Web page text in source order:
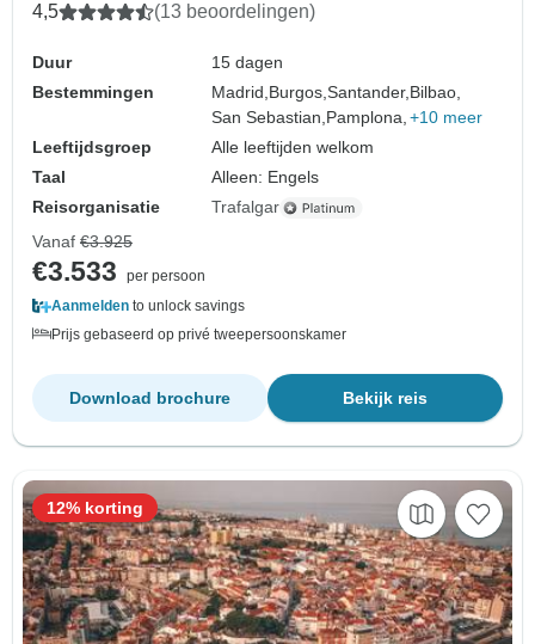
4,5 (13 beoordelingen)
Duur
15 dagen
Bestemmingen
Madrid, Burgos,Santander, Bilbao,
San Sebastian, Pamplona, +10 meer
Leeftijdsgroep
Alle leeftijden welkom
Taal
Alleen: Engels
Reisorganisatie
Trafalgar
Vanaf €3.925
€3.533
per persoon
Aanmelden to unlock savings
Prijs gebaseerd op privé tweepersoonskamer
Bekijk reis
Download brochure
12% korting